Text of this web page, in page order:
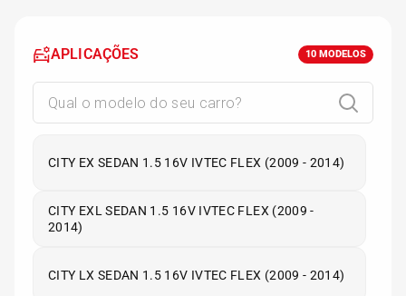
APLICAÇÕES 10 MODELOS
CITY EX SEDAN 1.5 16V IVTEC FLEX (2009 - 2014)
CITY EXL SEDAN 1.5 16V IVTEC FLEX (2009 -
2014)
CITY LX SEDAN 1.5 16V IVTEC FLEX (2009 - 2014)